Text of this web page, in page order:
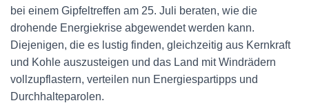
bei einem Gipfeltreffen am 25. Juli beraten, wie die
drohende Energiekrise abgewendet werden kann.
Diejenigen, die es lustig finden, gleichzeitig aus Kernkraft
und Kohle auszusteigen und das Land mit Windrädern
vollzupflastern, verteilen nun Energiespartipps und
Durchhalteparolen.